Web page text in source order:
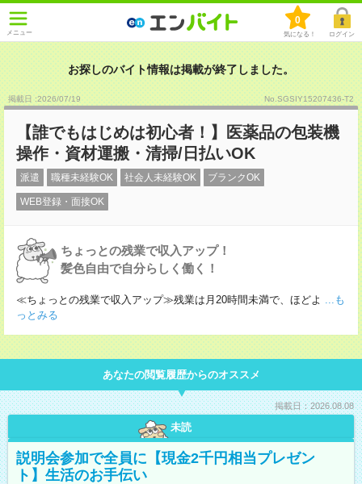
メニュー
0
気になる！ ログイン
お探しのバイト情報は掲載が終了しました。
掲載日 :2026/07/19 No.SGSIY15207436-T2
【誰でもはじめは初心者！】医薬品の包装機
操作・資材運搬・清掃/日払いOK
派遣 職種未経験OK 社会人未経験OK ブランクOK
WEB登録・面接OK
ちょっとの残業で収入アップ！
髪色自由で自分らしく働く！
≪ちょっとの残業で収入アップ≫残業は月20時間未満で、ほどよ ...も
っとみる
あなたの閲覧履歴からのオススメ
掲載日：2026.08.08
未読
説明会参加で全員に【現金2千円相当プレゼン
ト】生活のお手伝い